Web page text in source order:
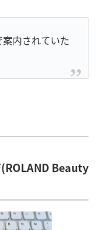
内されていた
Beauty